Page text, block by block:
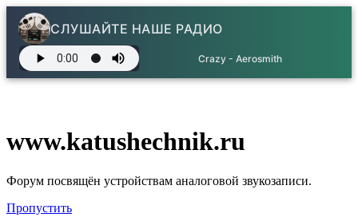
СЛУШАЙТЕ НАШЕ РАДИО
Crazy - Aerosmith
www.katushechnik.ru
Форум посвящён устройствам аналоговой звукозаписи.
Пропустить